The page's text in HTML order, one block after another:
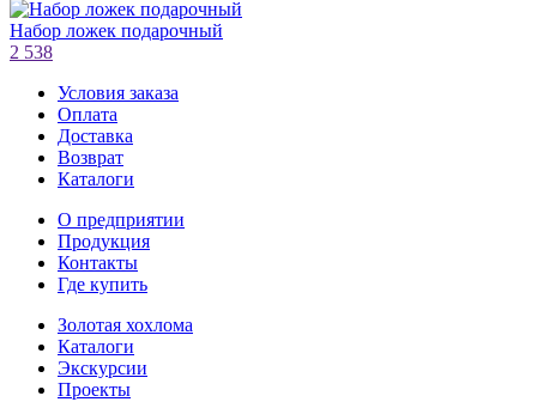
Набор ложек подарочный
2 538
Условия заказа
Оплата
Доставка
Возврат
Каталоги
О предприятии
Продукция
Контакты
Где купить
Золотая хохлома
Каталоги
Экскурсии
Проекты